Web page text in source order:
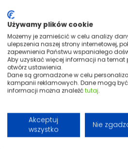
Używamy plików cookie
Możemy je zamieścić w celu analizy
ulepszenia naszej strony internetowej,
zapewnienia Państwu wspaniałego
Aby uzyskać więcej informacji na temat
otwórz ustawienia.
Dane są gromadzone w celu
kampanii reklamowych. Dane mogą
informacji można znaleźćtutaj.
Akceptuj
wszystko
Nie
4-stopniowa regulacja
Wbudowany timer 90 minut
Pilot zdalnego sterowania
Opis produktu